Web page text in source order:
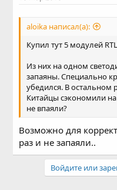
aloika написал(а):
Купил тут 5 модулей
Из них на одном
запаяны. Специально
убедился. В остальном
Китайцы сэкономили
не впаяли?
Возможно для
раз и не запаяли..
Войдите или